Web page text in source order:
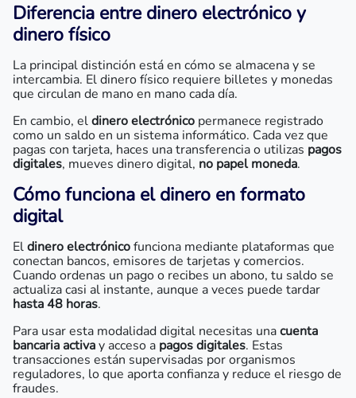
Diferencia entre dinero electrónico y
dinero físico
La principal distinción está en cómo se almacena y se
intercambia. El dinero físico requiere billetes y monedas
que circulan de mano en mano cada día.
En cambio, eldinero electrónico permanece registrado
como un saldo en un sistema informático. Cada vez que
pagas con tarjeta, haces una transferencia o utilizas pagos
digitales, mueves dinero digital, no papel moneda.
Cómo funciona el dinero en formato
digital
Eldinero electrónicofunciona mediante plataformas que
conectan bancos, emisores de tarjetas y comercios.
Cuando ordenas un pago o recibes un abono, tu saldo se
actualiza casi al instante, aunque a veces puede tardar
hasta 48 horas.
Para usar esta modalidad digital necesitas unacuenta
bancaria activay acceso a pagos digitales. Estas
transacciones están supervisadas por organismos
reguladores, lo que aporta confianza y reduce el riesgo de
fraudes.